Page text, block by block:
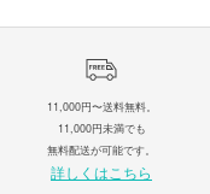
11,000円〜送料無料。
11,000円未満でも
無料配送が可能です。
詳しくはこちら